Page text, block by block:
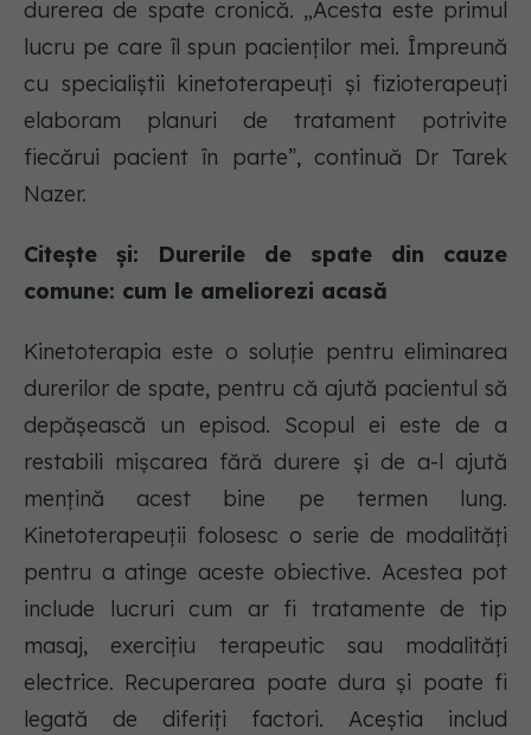
durerea de spate cronică. „Acesta este primul
lucru pe care îl spun pacienților mei. Împreună
cu specialiștii kinetoterapeuți și fizioterapeuți
elaboram planuri de tratament potrivite
fiecărui pacient în parte”, continuă Dr Tarek
Nazer.
Citește și: Durerile de spate din cauze
comune: cum le ameliorezi acasă
Kinetoterapia este o soluție pentru eliminarea
durerilor de spate, pentru că ajută pacientul să
depășească un episod. Scopul ei este de a
restabili mișcarea fără durere și de a-l ajută
mențină acest bine pe termen lung.
Kinetoterapeuții folosesc o serie de modalități
pentru a atinge aceste obiective. Acestea pot
include lucruri cum ar fi tratamente de tip
masaj, exercițiu terapeutic sau modalități
electrice. Recuperarea poate dura și poate fi
legată de diferiți factori. Aceștia includ